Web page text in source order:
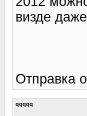
визде
Отправка
qqqqq